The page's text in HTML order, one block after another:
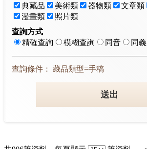
典藏品
美術類 器物類 文章類
漫畫類
照片類
查詢方式
精確查詢
模糊查詢 同音 同義
查詢條件： 藏品類型=手稿
送出